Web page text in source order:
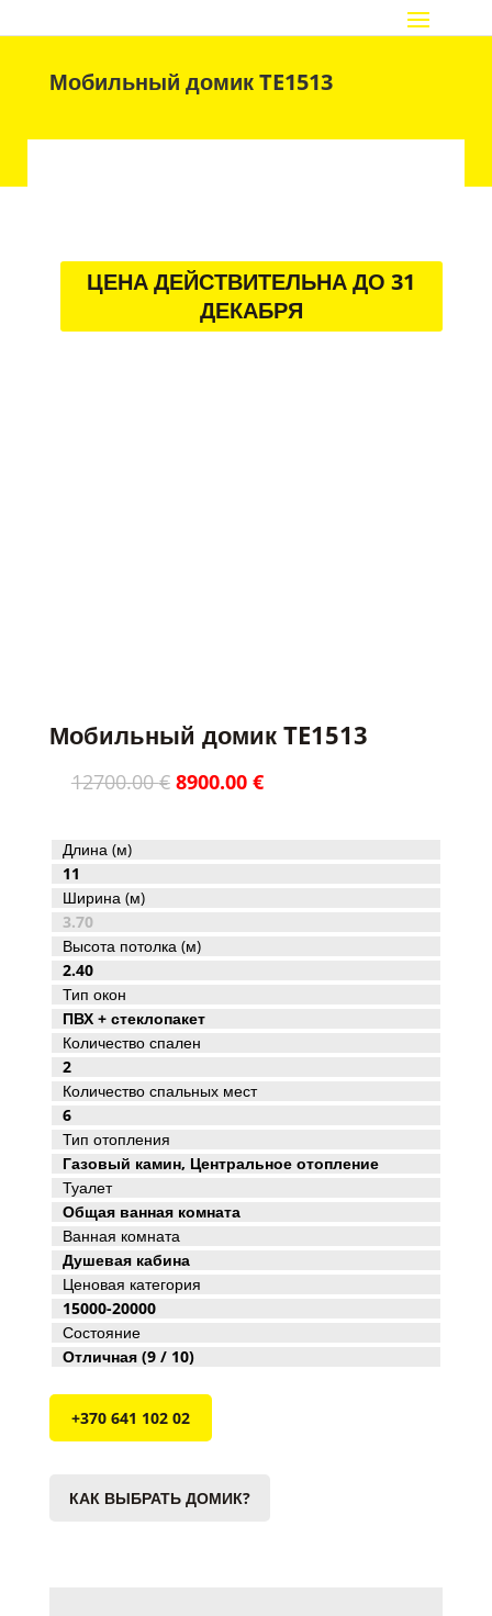
Мобильный домик TE1513
ЦЕНА ДЕЙСТВИТЕЛЬНА ДО 31
ДЕКАБРЯ
Мобильный домик TE1513
12700.00€ Первоначальная
8900.00 €Текущая
Длина (м)
11
Ширина (м)
3.70
Высота потолка (м)
2.40
Тип окон
ПВХ + стеклопакет
Количество спален
2
Количество спальных мест
6
Тип отопления
Газовый камин, Центральное отопление
Туалет
Общая ванная комната
Ванная комната
Душевая кабина
Ценовая категория
15000-20000
Состояние
Отличная (9 / 10)
+370 641 102 02
КАК ВЫБРАТЬ ДОМИК?